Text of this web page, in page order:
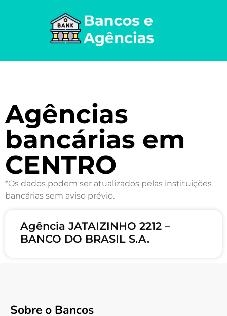
Agências
bancárias em
CENTRO
*Os dados podem ser atualizados pelas instituições
bancárias sem aviso prévio.
Agência JATAIZINHO 2212 –
BANCO DO BRASIL S.A.
Sobre o Bancos